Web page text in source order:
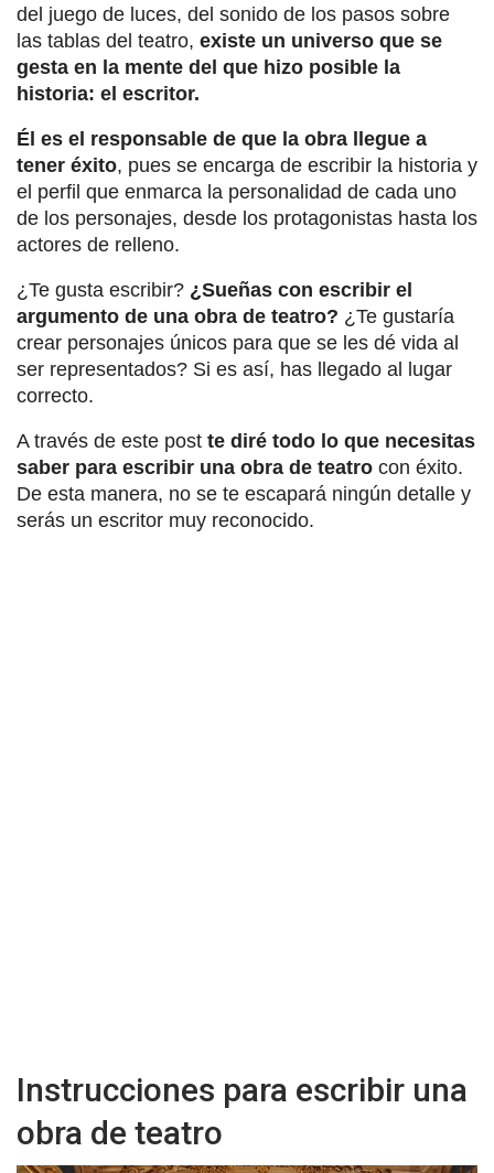
del juego de luces, del sonido de los pasos sobre
las tablas del teatro, existe un universo que se
gesta en la mente del que hizo posible la
historia: el escritor.
Él es el responsable de que la obra llegue a
tener éxito, pues se encarga de escribir la historia y
el perfil que enmarca la personalidad de cada uno
de los personajes, desde los protagonistas hasta los
actores de relleno.
¿Te gusta escribir? ¿Sueñas con escribir el
argumento de una obra de teatro? ¿Te gustaría
crear personajes únicos para que se les dé vida al
ser representados? Si es así, has llegado al lugar
correcto.
A través de este post te diré todo lo que necesitas
saber para escribir una obra de teatro con éxito.
De esta manera, no se te escapará ningún detalle y
serás un escritor muy reconocido.
Instrucciones para escribir una
obra de teatro